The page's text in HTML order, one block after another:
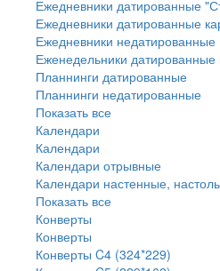
Ежедневники датированные
Ежедневники датированные
Ежедневники недатированные
Еженедельники
Планнинги датированные
Планнинги недатированные
Показать все
Календари
Календари
Календари отрывные
Календари настенные,
Показать все
Конверты
Конверты
Конверты C4 (324*229)